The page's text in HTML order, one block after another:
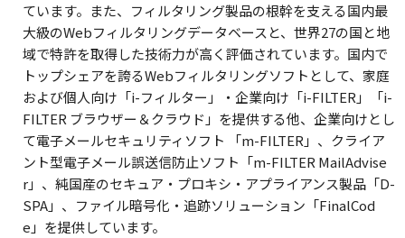
ています。また、フィルタリング製品の根幹を支える国内最
大級のWebフィルタリングデータベースと、世界27の国と地
域で特許を取得した技術力が高く評価されています。国内で
トップシェアを誇るWebフィルタリングソフトとして、家庭
および個人向け「i-フィルター」・企業向け「i-FILTER」「i-
FILTER ブラウザー＆クラウド」を提供する他、企業向けとし
て電子メールセキュリティソフト 「m-FILTER」、クライア
ント型電子メール誤送信防止ソフト「m-FILTER MailAdvise
r」、純国産のセキュア・プロキシ・アプライアンス製品「D-
SPA」、ファイル暗号化・追跡ソリューション「FinalCod
e」を提供しています。